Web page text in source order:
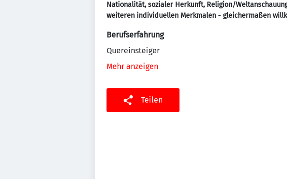
Nationalität, sozialer Herkunft, Religion/
weiteren individuellen Merkmalen - gleichermaßen
Berufserfahrung
Quereinsteiger
Mehr anzeigen
Teilen